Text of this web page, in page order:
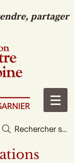
partager
Rechercher sur